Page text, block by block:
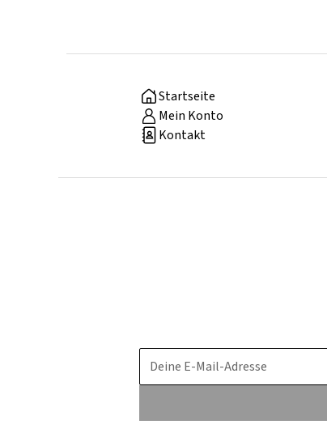
Startseite
Mein Konto
Kontakt
Deine E-Mail-Adresse